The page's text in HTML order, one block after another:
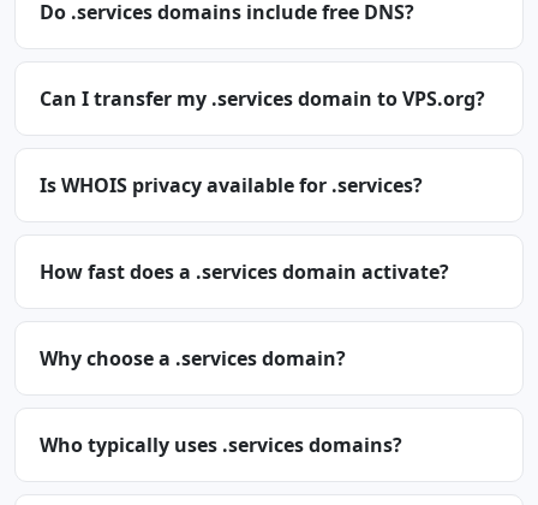
Do .services domains include free DNS?
Can I transfer my .services domain to VPS.org?
Is WHOIS privacy available for .services?
How fast does a .services domain activate?
Why choose a .services domain?
Who typically uses .services domains?